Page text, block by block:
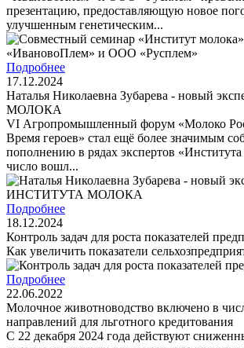
презентацию, предоставляющую новое
улучшенным генетическим...
Подробнее
17.12.2024
Наталья Николаевна Зубарева - новый
МОЛОКА
VI Агропромышленный форум «Молоко
Время героев» стал ещё более значимым
пополнению в рядах экспертов
число вошл...
Подробнее
18.12.2024
Контроль задач для роста показателей
Как увеличить показатели
Подробнее
22.06.2022
Молочное животноводство включено в
направлений для льготного кредитования
С 22 декабря 2024 года действуют